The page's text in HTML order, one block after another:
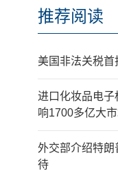
推荐阅读
美国非法关税
进口化妆品电
响1700多亿大市
外交部介绍特朗
待